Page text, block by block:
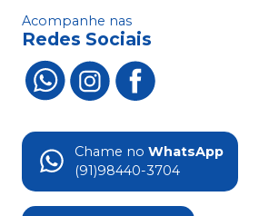
Acompanhe nas
Redes Sociais
Chame no WhatsApp
(91)98440-3704